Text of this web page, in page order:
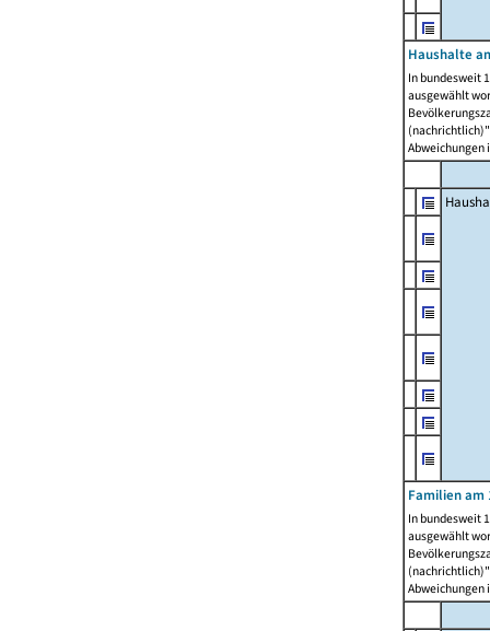
Haushalte
In bundesweit
ausgewählt
Abweichungen
Familien am
In bundesweit
ausgewählt
Abweichungen